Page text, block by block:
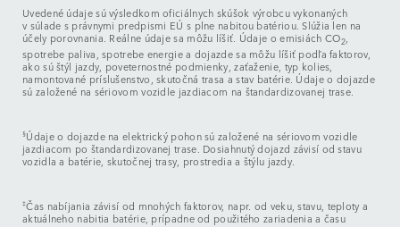
Uvedené údaje sú výsledkom oficiálnych skúšok výrobcu vykonaných
v súlade s právnymi predpismi EÚ s plne nabitou batériou. Slúžia len na
účely porovnania. Reálne údaje sa môžu líšiť. Údaje o emisiách CO2,
spotrebe paliva, spotrebe energie a dojazde sa môžu líšiť podľa faktorov,
ako sú štýl jazdy, poveternostné podmienky, zaťaženie, typ kolies,
namontované príslušenstvo, skutočná trasa a stav batérie. Údaje o dojazde
sú založené na sériovom vozidle jazdiacom na štandardizovanej trase.
§Údaje o dojazde na elektrický pohon sú založené na sériovom vozidle
jazdiacom po štandardizovanej trase. Dosiahnutý dojazd závisí od stavu
vozidla a batérie, skutočnej trasy, prostredia a štýlu jazdy.
‡Čas nabíjania závisí od mnohých faktorov, napr. od veku, stavu, teploty a
aktuálneho nabitia batérie, prípadne od použitého zariadenia a času